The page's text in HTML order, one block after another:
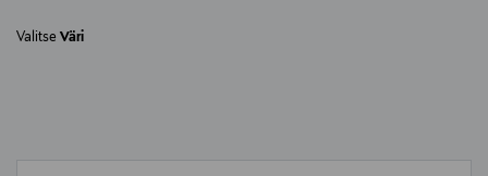
Valitse Väri